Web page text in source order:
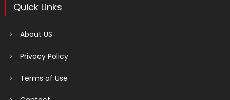
Quick Links
About US
Privacy Policy
Terms of Use